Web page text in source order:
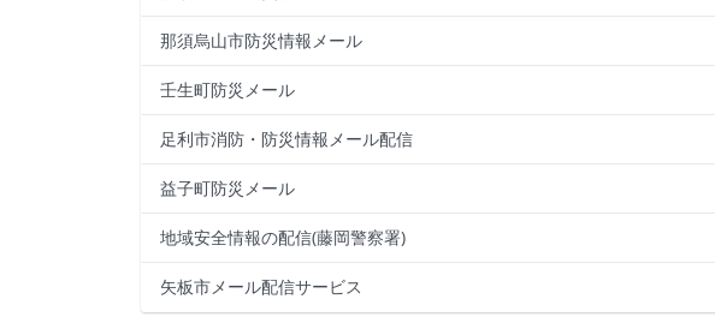
那須烏山市防災情報メール
壬生町防災メール
足利市消防・防災情報メール配信
益子町防災メール
地域安全情報の配信(藤岡警察署)
矢板市メール配信サービス